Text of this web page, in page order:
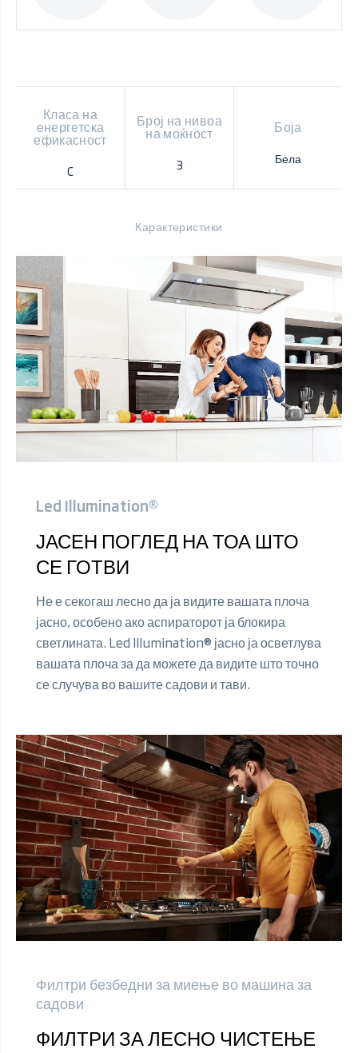
Класа на
енергетска
ефикасност
C
Број на нивоа
на моќност
3
Боја
Бела
Карактеристики
Led Illumination®
ЈАСЕН ПОГЛЕД НА ТОА ШТО
СЕ ГОТВИ
Не е секогаш лесно да ја видите вашата плоча
јасно, особено ако аспираторот ја блокира
светлината. Led Illumination® јасно ја осветлува
вашата плоча за да можете да видите што точно
се случува во вашите садови и тави.
Филтри безбедни за миење во машина за
садови
ФИЛТРИ ЗА ЛЕСНО ЧИСТЕЊЕ